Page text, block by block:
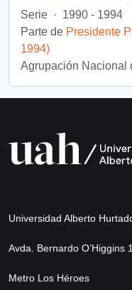
Serie · 1990 - 1994
Parte de Presidente
1994)
Agrupación Nacional
Universidad Alberto
Avda. Bernardo O’Higgins
Metro Los Héroes